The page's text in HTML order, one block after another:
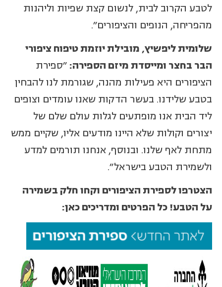
לטבע הקרוב לבית, לנשום קצת שפיות וליהנות
מהפריחה, הנופים והציפורים״.
שלומית ליפשיץ, מובילת יוזמת טיפוח ציפורי
הבר בחצר ומייסדת מיזם הספירה: ״ספירת
הציפורים היא פעילות מהנה, שגורמת לנו להבחין
בטבע שלידנו. בעשר הדקות שאנו עומדים וצופים
ליד הבית אנו מופתעים לגלות עולם שלם של
יצורים וקולות שלא היינו מודעים אליו, שקיים ממש
מתחת לאף שלנו. ובנוסף, אנחנו תורמים למדע
ולשמירת הטבע בישראל״.
הצטרפו לספירת הציפורים וקחו חלק בשמירה
על הטבע! כל הפרטים ומדריכים כאן: